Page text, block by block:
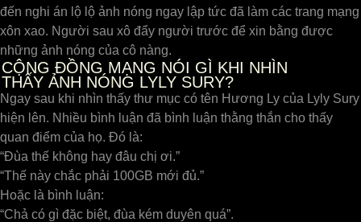
đến nghi án lộ lộ ảnh nóng ngay lập tức đã làm các trang mạng
xôn xao. Người sau xô đẩy người trước để xin bằng được
những ảnh nóng của cô nàng.
CỘNG ĐỒNG MẠNG NÓI GÌ KHI NHÌN
THẤY ẢNH NÓNG LYLY SURY?
Ngay sau khi nhìn thấy thư mục có tên Hương Ly của Lyly Sury
hiện lên. Nhiều bình luận đã bình luận thằng thắn cho thấy
quan điểm của họ. Đó là:
“Đùa thế không hay đâu chị ơi.”
“Thế này chắc phải 100GB mới đủ.”
Hoặc là bình luận:
“Chả có gì đặc biệt, đùa kém duyên quá”.